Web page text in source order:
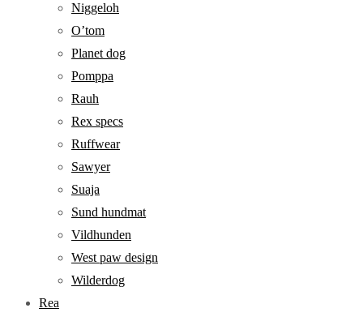
Niggeloh
O’tom
Planet dog
Pomppa
Rauh
Rex specs
Ruffwear
Sawyer
Suaja
Sund hundmat
Vildhunden
West paw design
Wilderdog
Rea